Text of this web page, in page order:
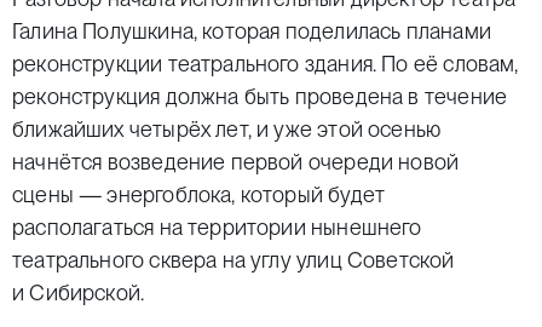
Галина Полушкина, которая поделилась планами
реконструкции театрального здания. По её словам,
реконструкция должна быть проведена в течение
ближайших четырёх лет, и уже этой осенью
начнётся возведение первой очереди новой
сцены — энергоблока, который будет
располагаться на территории нынешнего
театрального сквера на углу улиц Советской
и Сибирской.